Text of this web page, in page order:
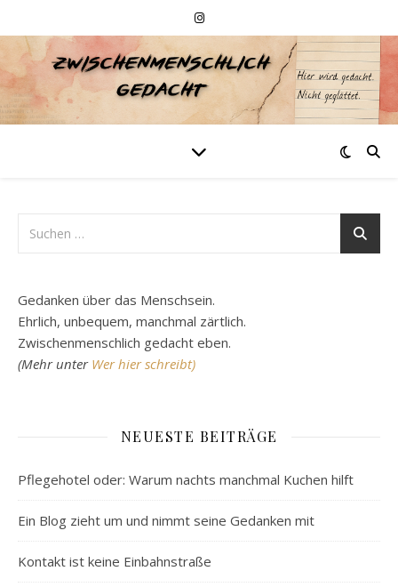
Gedanken über das Menschsein.
Ehrlich, unbequem, manchmal zärtlich.
Zwischenmenschlich gedacht eben.
(Mehr unter Wer hier schreibt)
NEUESTE BEITRÄGE
Pflegehotel oder: Warum nachts manchmal Kuchen hilft
Ein Blog zieht um und nimmt seine Gedanken mit
Kontakt ist keine Einbahnstraße